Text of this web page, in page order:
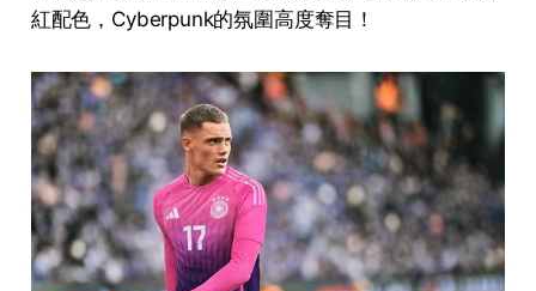
紅配色，Cyberpunk的氛圍高度奪目！